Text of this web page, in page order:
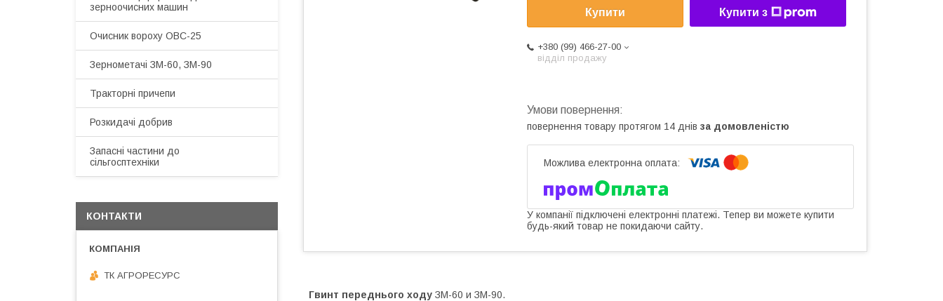
Купити Купити з
+380 (99) 466-27-00
відділ продажу
повернення товару протягом 14 днів за домовленістю
У компанії підключені електронні платежі. Тепер ви можете купити
будь-який товар не покидаючи сайту.
Гвинт переднього ходу ЗМ-60 и ЗМ-90.
зерноочисних машин
Очисник вороху ОВС-25
Зернометачі ЗМ-60, ЗМ-90
Тракторні причепи
Розкидачі добрив
Запасні частини до
сільгосптехніки
КОНТАКТИ
ТК АГРОРЕСУРС